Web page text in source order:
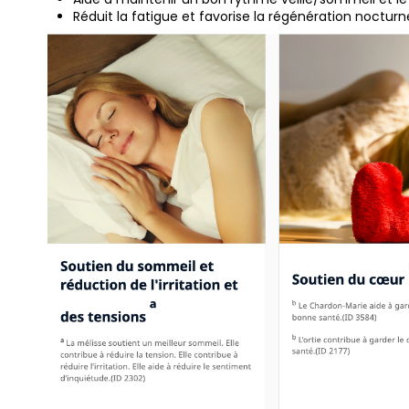
Réduit la fatigue et favorise la régénération